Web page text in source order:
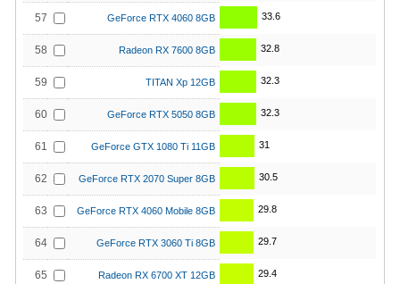
57 GeForce RTX 4060 8GB 33.6
58 Radeon RX 7600 8GB 32.8
59 TITAN Xp 12GB 32.3
60 GeForce RTX 5050 8GB 32.3
61 GeForce GTX 1080 Ti 11GB 31
62 GeForce RTX 2070 Super 8GB 30.5
63 GeForce RTX 4060 Mobile 8GB 29.8
64 GeForce RTX 3060 Ti 8GB 29.7
65 Radeon RX 6700 XT 12GB 29.4